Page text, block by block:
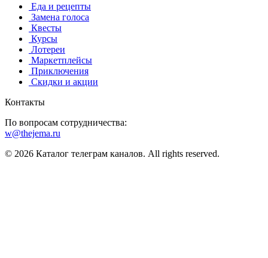
️ ️Еда и рецепты
️ Замена голоса
️ Квесты
‍ Курсы
️ Лотереи
️ Маркетплейсы
️ Приключения
️ Скидки и акции
Контакты
По вопросам сотрудничества:
w@thejema.ru
© 2026 Каталог телеграм каналов. All rights reserved.